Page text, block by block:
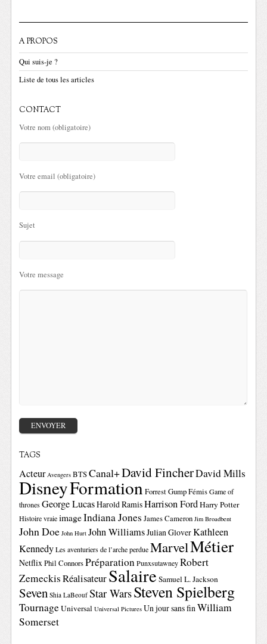
A PROPOS
Qui suis-je ?
Liste de tous les articles
CONTACT
Votre nom (obligatoire)
Votre email (obligatoire)
Sujet
Votre message
TAGS
Acteur Avengers BTSCanal+David FincherDavid Mills
DisneyFormationForrest GumpFémis Game of
thrones George LucasHarold RamisHarrison FordHarry Potter
Histoire vraie imageIndiana Jones James Cameron Jim Broadbent
John Doe John Hurt John WilliamsJulian GloverKathleen
Kennedy Les aventuriers de l’arche perdue MarvelMétier
NetflixPhil ConnorsPréparation Punxsutawney Robert
ZemeckisRéalisateurSalaire Samuel L. Jackson
Seven Shia LaBeouf Star WarsSteven Spielberg
TournageUniversal Universal Pictures Un jour sans finWilliam
Somerset